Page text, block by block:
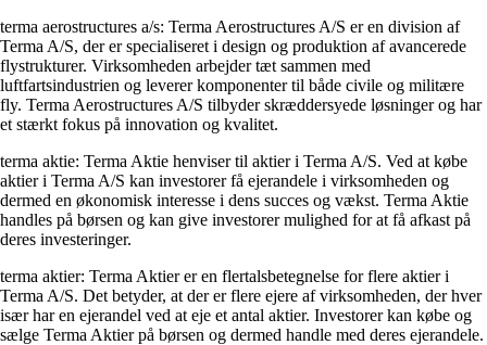
terma aerostructures a/s: Terma Aerostructures A/S er en division af
Terma A/S, der er specialiseret i design og produktion af avancerede
flystrukturer. Virksomheden arbejder tæt sammen med
luftfartsindustrien og leverer komponenter til både civile og militære
fly. Terma Aerostructures A/S tilbyder skræddersyede løsninger og har
et stærkt fokus på innovation og kvalitet.
terma aktie: Terma Aktie henviser til aktier i Terma A/S. Ved at købe
aktier i Terma A/S kan investorer få ejerandele i virksomheden og
dermed en økonomisk interesse i dens succes og vækst. Terma Aktie
handles på børsen og kan give investorer mulighed for at få afkast på
deres investeringer.
terma aktier: Terma Aktier er en flertalsbetegnelse for flere aktier i
Terma A/S. Det betyder, at der er flere ejere af virksomheden, der hver
især har en ejerandel ved at eje et antal aktier. Investorer kan købe og
sælge Terma Aktier på børsen og dermed handle med deres ejerandele.